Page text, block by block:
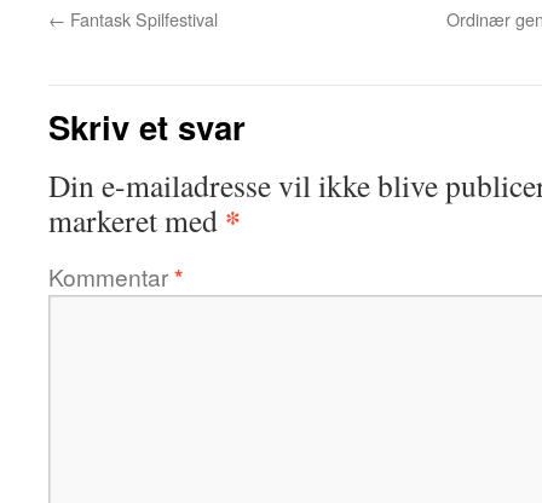
← Fantask Spilfestival Ordinær
Skriv et svar
Din e-mailadresse vil ikke blive
markeret med *
Kommentar*